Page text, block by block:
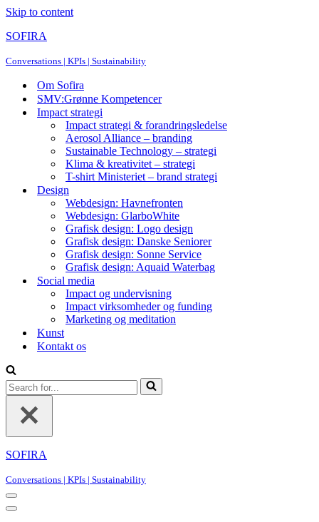
Skip to content
SOFIRA
Conversations | KPIs | Sustainability
Om Sofira
SMV:Grønne Kompetencer
Impact strategi
Impact strategi & forandringsledelse
Aerosol Alliance – branding
Sustainable Technology – strategi
Klima & kreativitet – strategi
T-shirt Ministeriet – brand strategi
Design
Webdesign: Havnefronten
Webdesign: GlarboWhite
Grafisk design: Logo design
Grafisk design: Danske Seniorer
Grafisk design: Sonne Service
Grafisk design: Aquaid Waterbag
Social media
Impact og undervisning
Impact virksomheder og funding
Marketing og meditation
Kunst
Kontakt os
Search
for...
SOFIRA
Conversations | KPIs | Sustainability
Navigation
Menu
Navigation